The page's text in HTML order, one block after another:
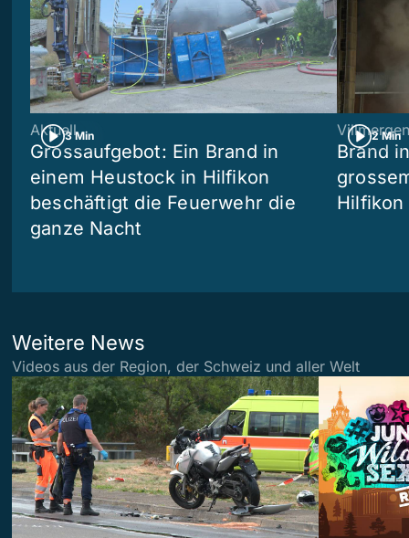
3 Min
Aktuell
Grossaufgebot: Ein Brand in
einem Heustock in Hilfikon
beschäftigt die Feuerwehr die
ganze Nacht
2 Min
Villmergen
Brand
Hilfikon
Weitere News
Videos aus der Region, der Schweiz und aller Welt